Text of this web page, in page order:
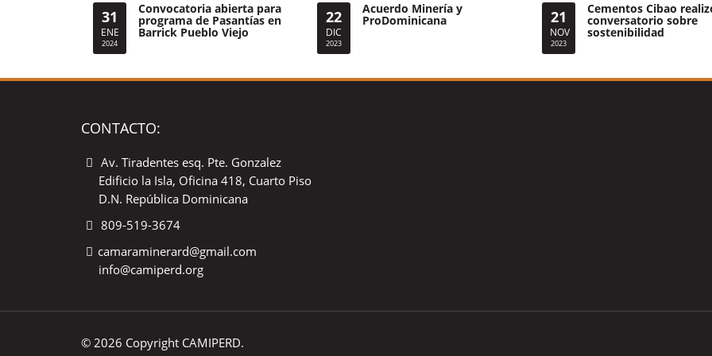
31
ENE
2024
Convocatoria abierta para
programa de Pasantías en
Barrick Pueblo Viejo
22
DIC
2023
Acuerdo Minería y
ProDominicana 21
NOV
2023
Cementos Cibao
conversatorio sobre
sostenibilidad
CONTACTO:
Av. Tiradentes esq. Pte. Gonzalez
Edificio la Isla, Oficina 418, Cuarto Piso
D.N. República Dominicana
809-519-3674
camaraminerard@gmail.com
info@camiperd.org
© 2026 Copyright CAMIPERD.